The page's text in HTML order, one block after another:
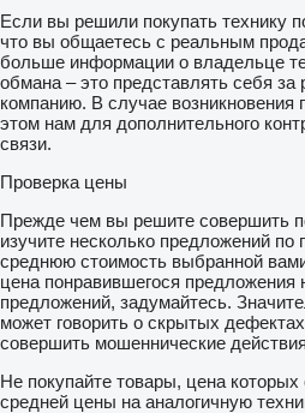
Если вы решили покупать технику
что вы общаетесь с реальным
больше информации о владельце
обмана – это представлять себя
компанию. В случае возникновения
этом нам для дополнительного
связи.
Проверка цены
Прежде чем вы решите совершить
изучите несколько предложений
среднюю стоимость выбранной
цена понравившегося предложения
предложений, задумайтесь.
может говорить о скрытых
совершить мошеннические
Не покупайте товары, цена
средней цены на аналогичную